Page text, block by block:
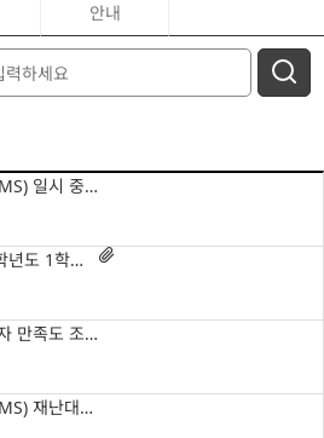
안내
학습관리시스템(LMS) 일시 중단 안내(2026.3.25.(수) 낮 12시~12시10분)
[군이러닝] 2026학년도 1학기 군 복무 중 학점인정 원격수업 안내 
2025년 교육수요자 만족도 조사 참여 안내(~12/19)
학습관리시스템(LMS) 재난대응 모의훈련 및 정기점검 안내(2025.11.29.(토) 13시~17시)